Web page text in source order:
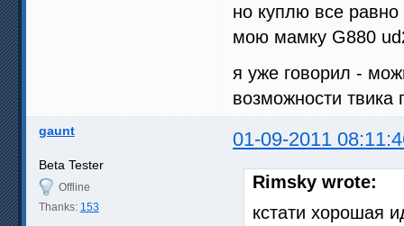
но куплю все равно
мою мамку G880
я уже говорил -
возможности твика
gaunt 01-09-2011
Beta Tester
Offline
Thanks: 153
Rimsky wrote:
кстати хорошая